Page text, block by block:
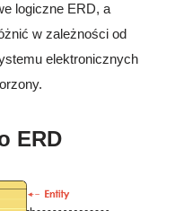
logiczne ERD, a
w zależności od
elektronicznych
ERD